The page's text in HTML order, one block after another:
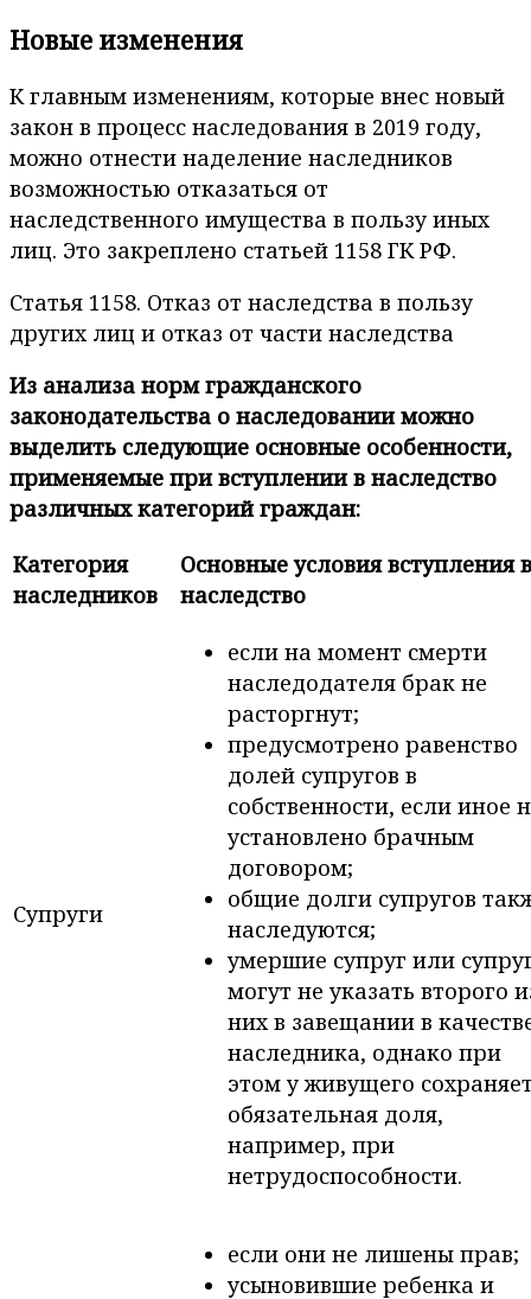
Новые изменения
К главным изменениям, которые внес новый
закон в процесс наследования в 2019 году,
можно отнести наделение наследников
возможностью отказаться от
наследственного имущества в пользу иных
лиц. Это закреплено статьей 1158 ГК РФ.
Статья 1158. Отказ от наследства в пользу
других лиц и отказ от части наследства
Из анализа норм гражданского
законодательства о наследовании можно
выделить следующие основные особенности,
применяемые при вступлении в наследство
различных категорий граждан:
Категория
наследников
Основные условия вступления в
наследство
Супруги
если на момент смерти
наследодателя брак не
расторгнут;
предусмотрено равенство
долей супругов в
собственности, если иное
установлено брачным
договором;
общие долги супругов
наследуются;
умершие супруг или
могут не указать второго
них в завещании в
наследника, однако при
этом у живущего
обязательная доля,
например, при
нетрудоспособности.
если они не лишены прав;
усыновившие ребенка и